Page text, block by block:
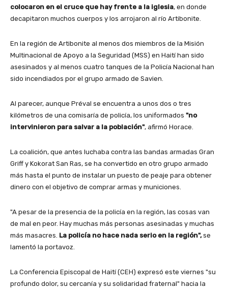
colocaron en el cruce que hay frente a la iglesia, en donde
decapitaron muchos cuerpos y los arrojaron al río Artibonite.
En la región de Artibonite al menos dos miembros de la Misión
Multinacional de Apoyo a la Seguridad (MSS) en Haití han sido
asesinados y al menos cuatro tanques de la Policía Nacional han
sido incendiados por el grupo armado de Savien.
Al parecer, aunque Préval se encuentra a unos dos o tres
kilómetros de una comisaría de policía, los uniformados "no
intervinieron para salvar a la población", afirmó Horace.
La coalición, que antes luchaba contra las bandas armadas Gran
Griff y Kokorat San Ras, se ha convertido en otro grupo armado
más hasta el punto de instalar un puesto de peaje para obtener
dinero con el objetivo de comprar armas y municiones.
"A pesar de la presencia de la policía en la región, las cosas van
de mal en peor. Hay muchas más personas asesinadas y muchas
más masacres. La policía no hace nada serio en la región",se
lamentó la portavoz.
La Conferencia Episcopal de Haití (CEH) expresó este viernes "su
profundo dolor, su cercanía y su solidaridad fraternal" hacia la